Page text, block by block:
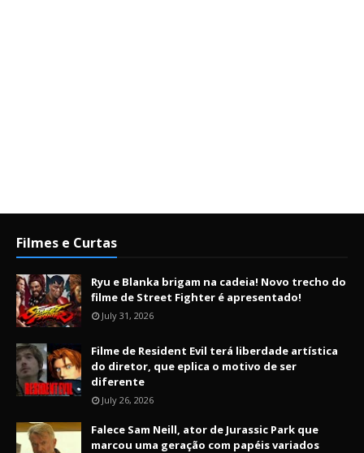
Filmes e Curtas
Ryu e Blanka brigam na cadeia! Novo trecho do
filme de Street Fighter é apresentado!
July 31, 2026
Filme de Resident Evil terá liberdade artística
do diretor, que eplica o motivo de ser
diferente
July 26, 2026
Falece Sam Neill, ator de Jurassic Park que
marcou uma geração com papéis variados